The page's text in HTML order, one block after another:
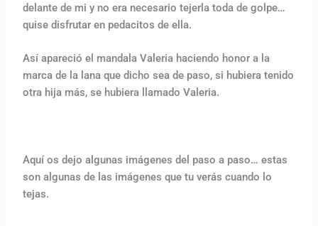
delante de mi y no era necesario tejerla toda de golpe…
quise disfrutar en pedacitos de ella.
Así apareció el mandala Valeria haciendo honor a la
marca de la lana que dicho sea de paso, si hubiera tenido
otra hija más, se hubiera llamado Valeria.
Aquí os dejo algunas imágenes del paso a paso… estas
son algunas de las imágenes que tu verás cuando lo
tejas.